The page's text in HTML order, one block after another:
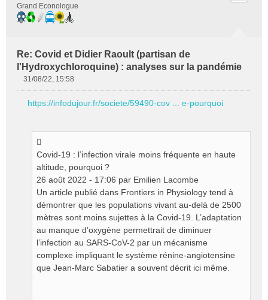
Grand Econologue
Re: Covid et Didier Raoult (partisan de
l'Hydroxychloroquine) : analyses sur la pandémie
31/08/22, 15:58
https://infodujour.fr/societe/59490-cov ... e-pourquoi
Covid-19 : l’infection virale moins fréquente en haute
altitude, pourquoi ?
26 août 2022 - 17:06 par Emilien Lacombe
Un article publié dans Frontiers in Physiology tend à
démontrer que les populations vivant au-delà de 2500
mètres sont moins sujettes à la Covid-19. L’adaptation
au manque d’oxygène permettrait de diminuer
l’infection au SARS-CoV-2 par un mécanisme
complexe impliquant le système rénine-angiotensine
que Jean-Marc Sabatier a souvent décrit ici même.